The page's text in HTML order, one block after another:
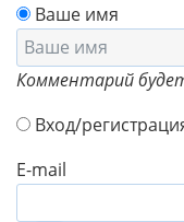
Ваше имя
Комментарий
Вход/
E-mail